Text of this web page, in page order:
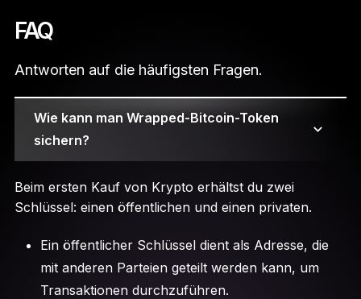
FAQ
Antworten auf die häufigsten Fragen.
Wie kann man Wrapped-Bitcoin-Token
sichern?
Beim ersten Kauf von Krypto erhältst du zwei
Schlüssel: einen öffentlichen und einen privaten.
Ein öffentlicher Schlüssel dient als Adresse, die
mit anderen Parteien geteilt werden kann, um
Transaktionen durchzuführen.